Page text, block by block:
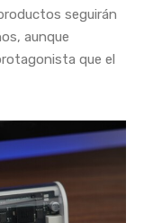
seguirán
aunque
que el